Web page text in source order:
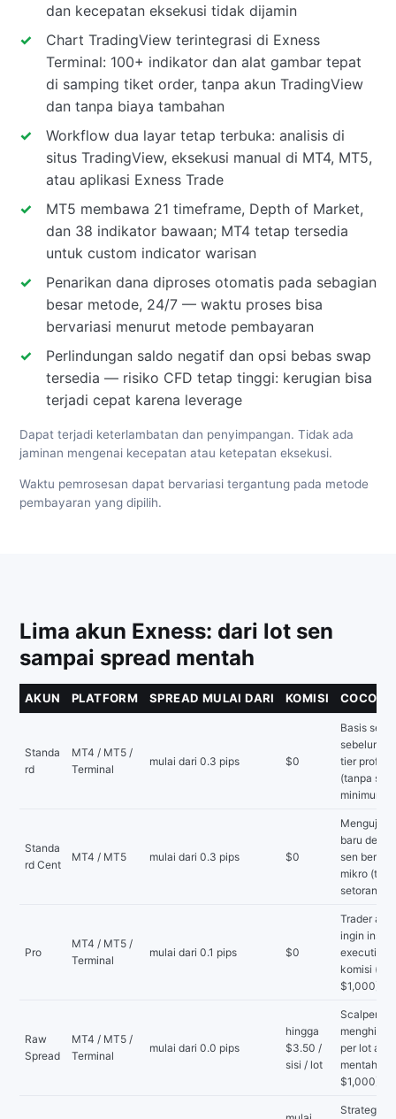
dan kecepatan eksekusi tidak dijamin
Chart TradingView terintegrasi di Exness
Terminal: 100+ indikator dan alat gambar tepat
di samping tiket order, tanpa akun TradingView
dan tanpa biaya tambahan
Workflow dua layar tetap terbuka: analisis di
situs TradingView, eksekusi manual di MT4, MT5,
atau aplikasi Exness Trade
MT5 membawa 21 timeframe, Depth of Market,
dan 38 indikator bawaan; MT4 tetap tersedia
untuk custom indicator warisan
Penarikan dana diproses otomatis pada sebagian
besar metode, 24/7 — waktu proses bisa
bervariasi menurut metode pembayaran
Perlindungan saldo negatif dan opsi bebas swap
tersedia — risiko CFD tetap tinggi: kerugian bisa
terjadi cepat karena leverage
Dapat terjadi keterlambatan dan penyimpangan. Tidak ada
jaminan mengenai kecepatan atau ketepatan eksekusi.
Waktu pemrosesan dapat bervariasi tergantung pada metode
pembayaran yang dipilih.
Lima akun Exness: dari lot sen
sampai spread mentah
AKUN PLATFORM SPREAD MULAI DARI KOMISI COCOK
Standa
rd
MT4 / MT5 /
Terminal
mulai dari 0.3 pips $0
Basis
sebelum
tier
(tanpa
minimum)
Standa
rd Cent
MT4 / MT5 mulai dari 0.3 pips $0
Menguji
baru
sen
mikro
setoran
Pro
MT4 / MT5 /
Terminal
mulai dari 0.1 pips $0
Trader
ingin
execution
komisi
$1,000)
Raw
Spread
MT4 / MT5 /
Terminal
mulai dari 0.0 pips
hingga
$3.50 /
sisi / lot
Scalper
per lot
mentah
$1,000)
Strategi